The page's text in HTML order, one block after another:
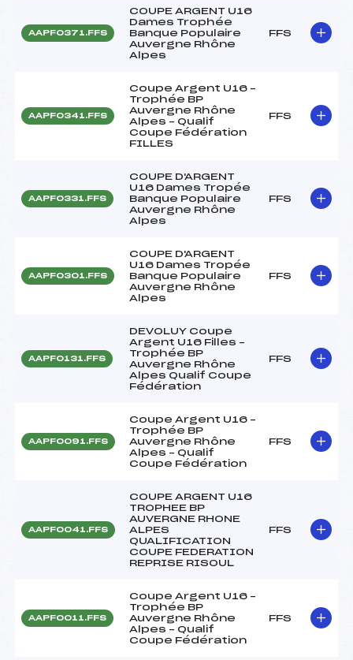
AAPF0371.FFS
COUPE ARGENT U16
Dames Trophée
Banque Populaire
Auvergne Rhône
Alpes
FFS
AAPF0341.FFS
Coupe Argent U16 –
Trophée BP
Auvergne Rhône
Alpes – Qualif
Coupe Fédération
FILLES
FFS
AAPF0331.FFS
COUPE D'ARGENT
U16 Dames Tropée
Banque Populaire
Auvergne Rhône
Alpes
FFS
AAPF0301.FFS
COUPE D'ARGENT
U16 Dames Tropée
Banque Populaire
Auvergne Rhône
Alpes
FFS
AAPF0131.FFS
DEVOLUY Coupe
Argent U16 Filles –
Trophée BP
Auvergne Rhône
Alpes Qualif Coupe
Fédération
FFS
AAPF0091.FFS
Coupe Argent U16 –
Trophée BP
Auvergne Rhône
Alpes – Qualif
Coupe Fédération
FFS
AAPF0041.FFS
COUPE ARGENT U16
TROPHEE BP
AUVERGNE RHONE
ALPES
QUALIFICATION
COUPE FEDERATION
REPRISE RISOUL
FFS
AAPF0011.FFS
Coupe Argent U16 –
Trophée BP
Auvergne Rhône
Alpes – Qualif
Coupe Fédération
FFS